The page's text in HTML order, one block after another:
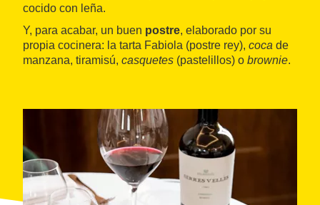
cocido con leña.
Y, para acabar, un buen postre, elaborado por su
propia cocinera: la tarta Fabiola (postre rey), coca de
manzana, tiramisú, casquetes (pastelillos) o brownie.